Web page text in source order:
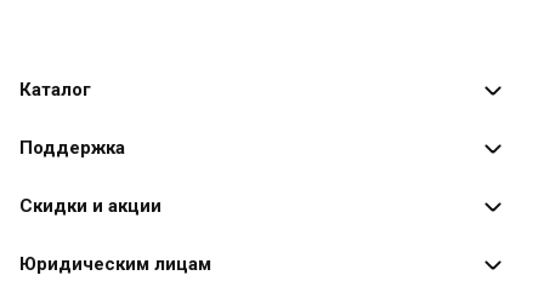
Каталог
Каталог программ
Поддержка
Оплата заказов
Скидки и акции
Специальные
Юридическим лицам